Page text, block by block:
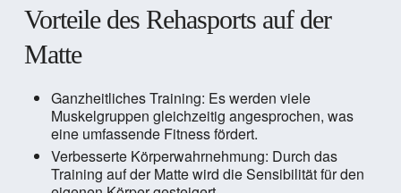
Vorteile des Rehasports auf der
Matte
Ganzheitliches Training: Es werden viele
Muskelgruppen gleichzeitig angesprochen, was
eine umfassende Fitness fördert.
Verbesserte Körperwahrnehmung: Durch das
Training auf der Matte wird die Sensibilität für den